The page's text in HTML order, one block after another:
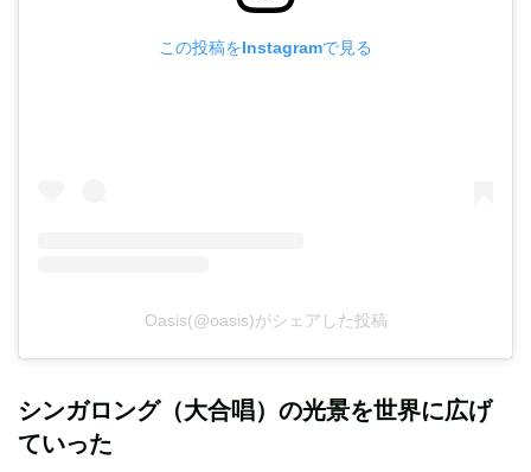
この投稿をInstagramで見る
Oasis(@oasis)がシェアした投稿
シンガロング（大合唱）の光景を世界に広げ
ていった